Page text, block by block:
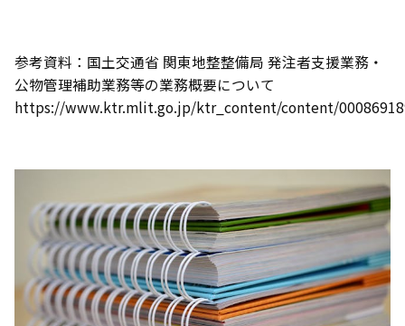
参考資料：国土交通省 関東地整整備局 発注者支援業務・
公物管理補助業務等の業務概要について
https://www.ktr.mlit.go.jp/ktr_content/content/